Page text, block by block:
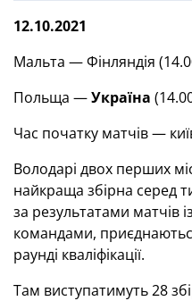
12.10.2021
Мальта — Фінляндія
Польща —Україна
Час початку матчів —
Володарі двох перших
найкраща збірна серед
за результатами матчів
командами,
раунді кваліфікації.
Там виступатимуть 28